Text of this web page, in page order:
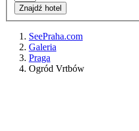
Znajdź hotel
SeePraha.com
Galeria
Praga
Ogród Vrtbów